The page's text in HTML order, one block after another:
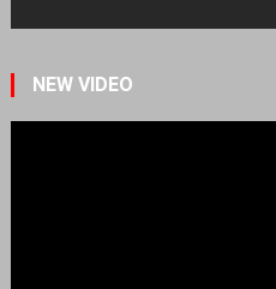
NEW VIDEO